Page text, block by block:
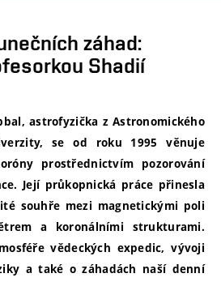
záhad:
Shadií
astrofyzička z Astronomického
se od roku 1995 věnuje
prostřednictvím pozorování
Její průkopnická práce přinesla
souhře mezi magnetickými poli
a koronálními strukturami.
vědeckých expedic, vývoji
a také o záhadách naší denní